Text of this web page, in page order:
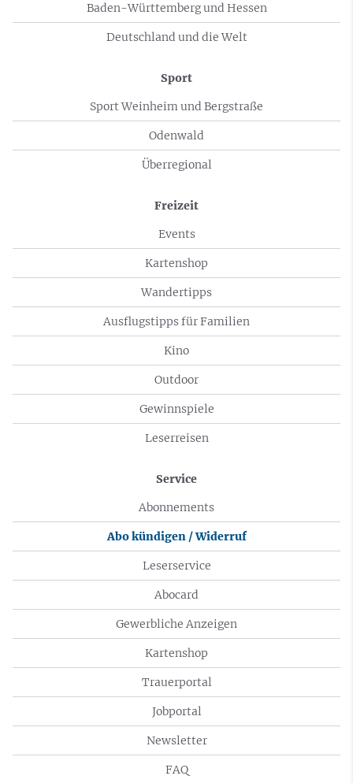
Baden-Württemberg und Hessen
Deutschland und die Welt
Sport
Sport Weinheim und Bergstraße
Odenwald
Überregional
Freizeit
Events
Kartenshop
Wandertipps
Ausflugstipps für Familien
Kino
Outdoor
Gewinnspiele
Leserreisen
Service
Abonnements
Abo kündigen / Widerruf
Leserservice
Abocard
Gewerbliche Anzeigen
Kartenshop
Trauerportal
Jobportal
Newsletter
FAQ